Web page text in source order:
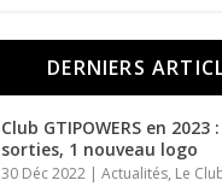
DERNIERS
Club GTIPOWERS en 2023
sorties, 1 nouveau logo
30 Déc 2022 |Actualités, Le